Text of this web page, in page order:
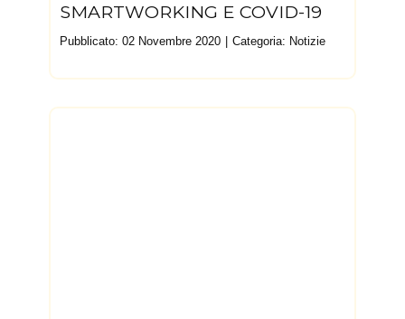
SMARTWORKING E COVID-19
Pubblicato: 02 Novembre 2020 Categoria: Notizie